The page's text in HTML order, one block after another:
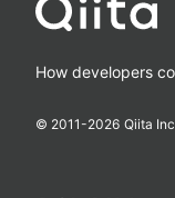
How developers
© 2011-2026 Qiita